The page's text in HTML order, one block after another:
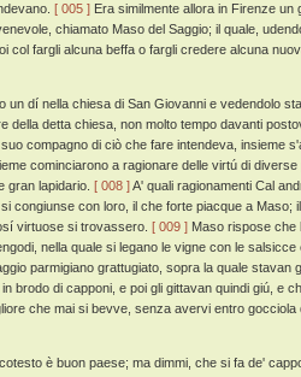
[ 005 ] Era similmente allora in Firenze
chiamato Maso del Saggio; il quale,
col fargli alcuna beffa o fargli credere alcuna
un dí nella chiesa di San Giovanni e vedendolo
della detta chiesa, non molto tempo davanti
compagno di ciò che fare intendeva, insieme
cominciarono a ragionare delle virtú di
gran lapidario. [ 008 ]A' quali ragionamenti Cal
congiunse con loro, il che forte piacque a Maso;
virtuose si trovassero. [ 009 ] Maso rispose che
nella quale si legano le vigne con le
parmigiano grattugiato, sopra la quale
brodo di capponi, e poi gli gittavan quindi giú, e
che mai si bevve, senza avervi entro gocciola
è buon paese; ma dimmi, che si fa de'